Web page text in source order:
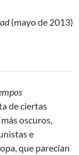
(mayo de 2013)
de ciertas
oscuros,
e
que parecían